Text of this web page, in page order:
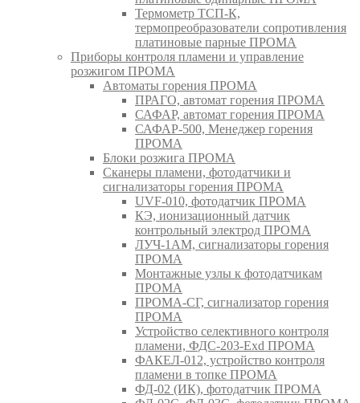
Термометр ТСП-К,
термопреобразователи сопротивления
платиновые парные ПРОМА
Приборы контроля пламени и управление
розжигом ПРОМА
Автоматы горения ПРОМА
ПРАГО, автомат горения ПРОМА
САФАР, автомат горения ПРОМА
САФАР-500, Менеджер горения
ПРОМА
Блоки розжига ПРОМА
Сканеры пламени, фотодатчики и
сигнализаторы горения ПРОМА
UVF-010, фотодатчик ПРОМА
КЭ, ионизационный датчик
контрольный электрод ПРОМА
ЛУЧ-1АМ, сигнализаторы горения
ПРОМА
Монтажные узлы к фотодатчикам
ПРОМА
ПРОМА-СГ, сигнализатор горения
ПРОМА
Устройство селективного контроля
пламени, ФДС-203-Exd ПРОМА
ФАКЕЛ-012, устройство контроля
пламени в топке ПРОМА
ФД-02 (ИК), фотодатчик ПРОМА